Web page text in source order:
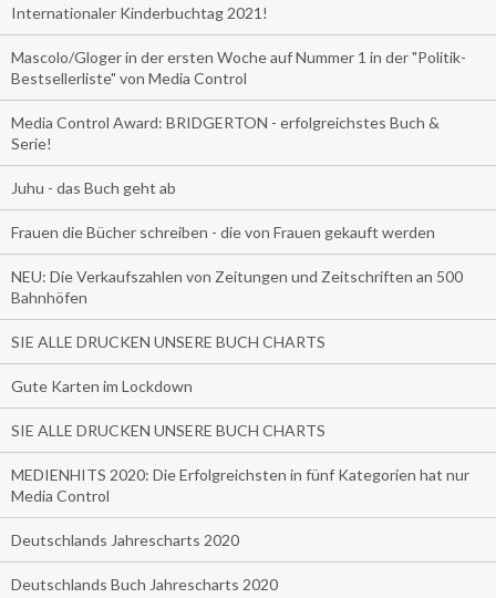
Internationaler Kinderbuchtag 2021!
Mascolo/Gloger in der ersten Woche auf Nummer 1 in der "Politik-
Bestsellerliste" von Media Control
Media Control Award: BRIDGERTON - erfolgreichstes Buch &
Serie!
Juhu - das Buch geht ab
Frauen die Bücher schreiben - die von Frauen gekauft werden
NEU: Die Verkaufszahlen von Zeitungen und Zeitschriften an 500
Bahnhöfen
SIE ALLE DRUCKEN UNSERE BUCH CHARTS
Gute Karten im Lockdown
SIE ALLE DRUCKEN UNSERE BUCH CHARTS
MEDIENHITS 2020: Die Erfolgreichsten in fünf Kategorien hat nur
Media Control
Deutschlands Jahrescharts 2020
Deutschlands Buch Jahrescharts 2020